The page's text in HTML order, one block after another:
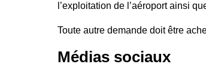
l’exploitation de l’aéroport ainsi
Toute autre demande doit être
Médias sociaux